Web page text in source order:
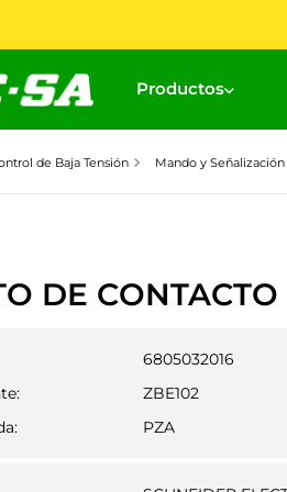
Productos
de Baja Tensión Mando y Señalización
DE
6805032016
ZBE102
PZA